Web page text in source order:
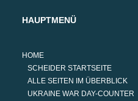
HAUPTMENÜ
HOME
SCHEIDER STARTSEITE
ALLE SEITEN IM ÜBERBLICK
UKRAINE WAR DAY-COUNTER